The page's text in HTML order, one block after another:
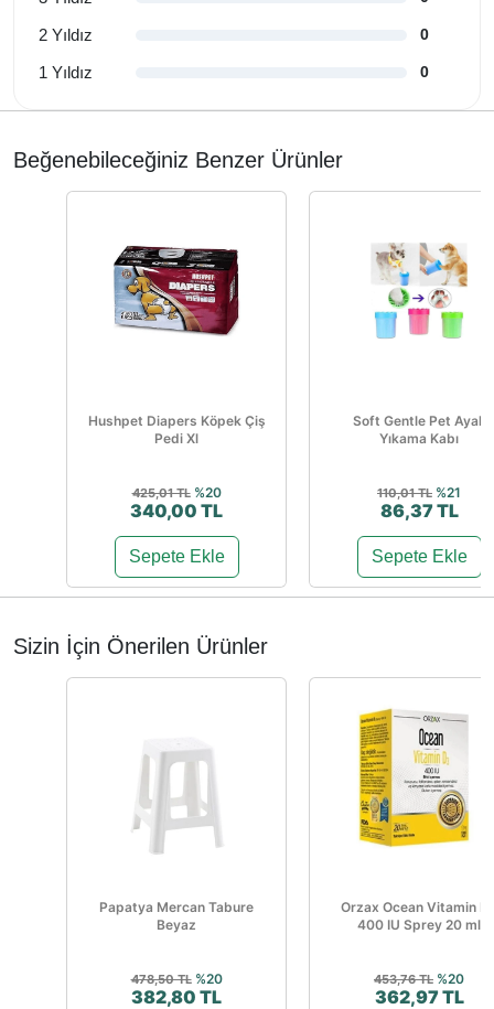
2 Yıldız 0
1 Yıldız 0
Beğenebileceğiniz Benzer Ürünler
Hushpet Diapers Köpek Çiş
Pedi Xl
425,01 TL %20
340,00 TL
Sepete Ekle
Soft Gentle Pet Ayak
Yıkama Kabı
110,01 TL %21
86,37 TL
Sepete Ekle
Sizin İçin Önerilen Ürünler
Papatya Mercan Tabure
Beyaz
478,50 TL %20
382,80 TL
Orzax Ocean Vitamin
400 IU Sprey 20 ml
453,76 TL %20
362,97 TL